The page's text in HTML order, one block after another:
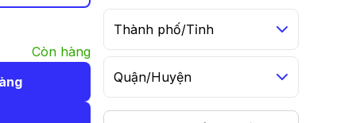
Còn hàng
Thành phố/Tỉnh
Quận/Huyện